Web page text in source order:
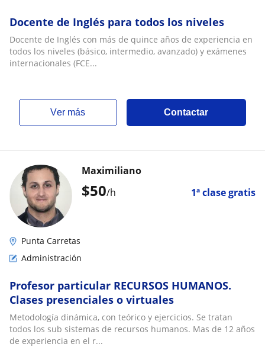
Docente de Inglés para todos los niveles
Docente de Inglés con más de quince años de experiencia en
todos los niveles (básico, intermedio, avanzado) y exámenes
internacionales (FCE...
ver más Contactar
$50/h 1ª clase gratis
Maximiliano
Punta Carretas
Administración
Profesor particular RECURSOS HUMANOS.
Clases presenciales o virtuales
Metodología dinámica, con teórico y ejercicios. Se tratan
todos los sub sistemas de recursos humanos. Mas de 12 años
de experiencia en el r...